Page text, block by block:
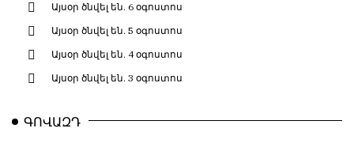
Այսօր ծնվել են. 6 օգոստոս
Այսօր ծնվել են. 5 օգոստոս
Այսօր ծնվել են. 4 օգոստոս
Այսօր ծնվել են. 3 օգոստոս
ԳՈՎԱԶԴ